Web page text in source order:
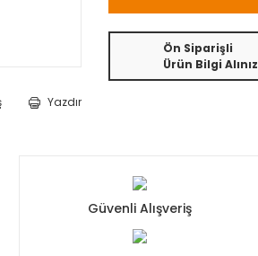
Yazdır
Ön Siparişli
Ürün Bilgi Alınız
Güvenli Alışveriş